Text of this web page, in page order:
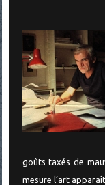
goûts taxés de
mesure l’art